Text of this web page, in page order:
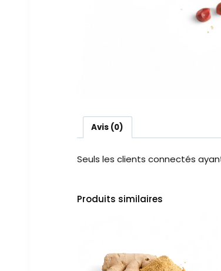
Avis (0)
Seuls les clients connectés
Produits similaires